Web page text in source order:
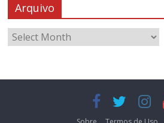
Arquivo